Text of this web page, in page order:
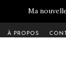
Ma
À PROPOS